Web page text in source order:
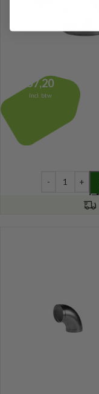
57,20
Incl. btw